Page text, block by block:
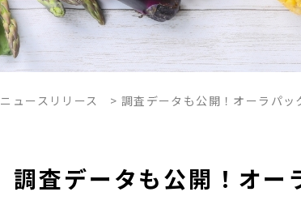
ニュースリリース > 調査データも公開！オーラパッ
調査データも公開！オー